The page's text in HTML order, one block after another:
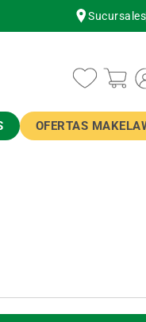
Sucursales
OFERTAS